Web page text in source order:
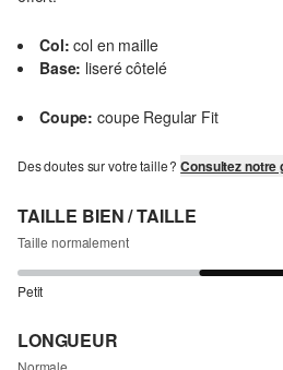
Col: col en maille
Base: liseré côtelé
Coupe: coupe Regular Fit
Des doutes sur votre taille ?Consultez notre
TAILLE BIEN / TAILLE
Taille normalement
Petit
LONGUEUR